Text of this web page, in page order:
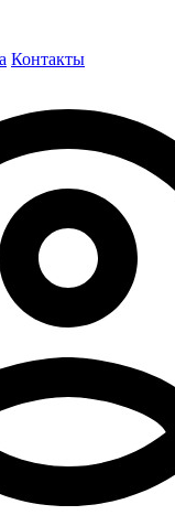
Контакты